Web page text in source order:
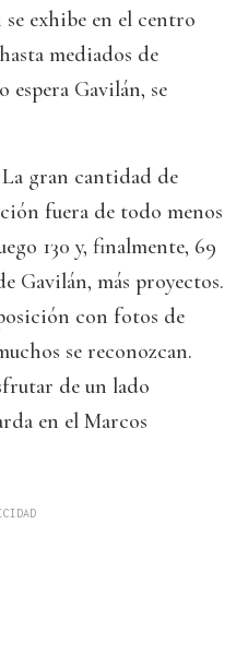
exhibe en el centro
mediados de
espera Gavilán, se
gran cantidad de
fuera de todo menos
130 y, finalmente, 69
Gavilán, más proyectos.
con fotos de
se reconozcan.
de un lado
en el Marcos